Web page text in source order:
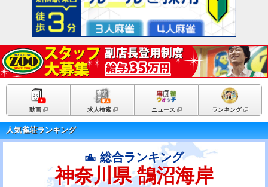
動画 求人検索 ニュース ランキング
人気雀荘ランキング
総合ランキング
神奈川県 鵠沼海岸